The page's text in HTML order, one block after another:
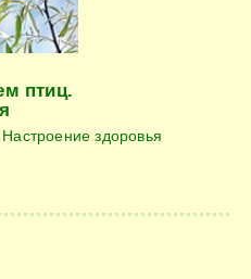
птиц.
Настроение здоровья